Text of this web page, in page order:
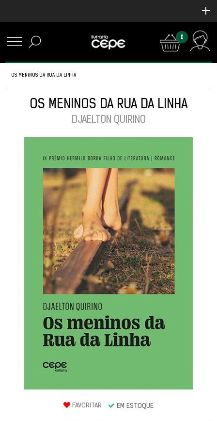
0
OS MENINOS DA RUA DA LINHA
OS MENINOS DA RUA DA LINHA
DJAELTON QUIRINO
FAVORITAR EM ESTOQUE